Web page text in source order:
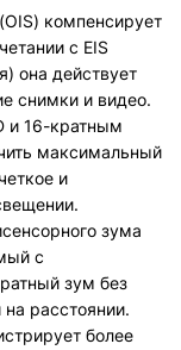
компенсирует
с EIS
она действует
снимки и видео.
и 16-кратным
максимальный
и
зума
с
зум без
на расстоянии.
более